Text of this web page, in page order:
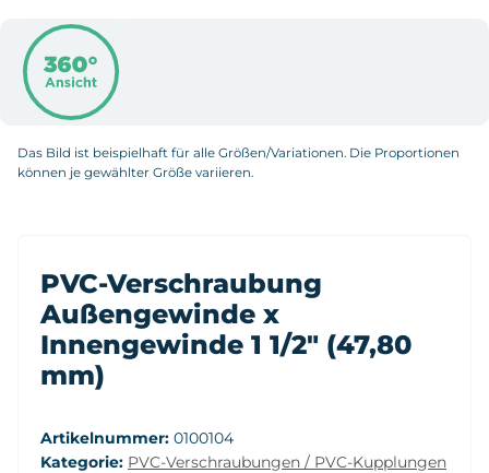
Das Bild ist beispielhaft für alle Größen/Variationen. Die Proportionen
können je gewählter Größe variieren.
PVC-Verschraubung
Außengewinde x
Innengewinde 1 1/2" (47,80
mm)
Artikelnummer: 0100104
Kategorie: PVC-Verschraubungen / PVC-Kupplungen